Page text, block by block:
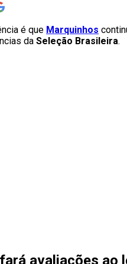
é que Marquinhos
da Seleção Brasileira.